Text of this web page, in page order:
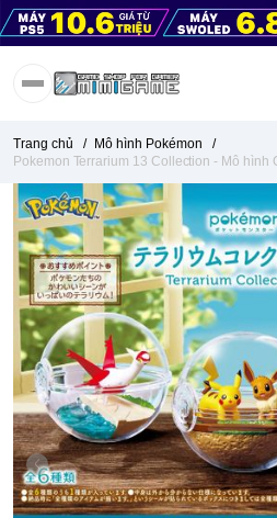
Trang chủ / Mô hình Pokémon
/
Pokemon Terrarium 13 Collection - Mô hình